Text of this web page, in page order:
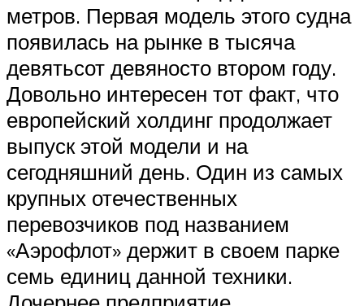
метров. Первая модель этого судна
появилась на рынке в тысяча
девятьсот девяносто втором году.
Довольно интересен тот факт, что
европейский холдинг продолжает
выпуск этой модели и на
сегодняшний день. Один из самых
крупных отечественных
перевозчиков под названием
«Аэрофлот» держит в своем парке
семь единиц данной техники.